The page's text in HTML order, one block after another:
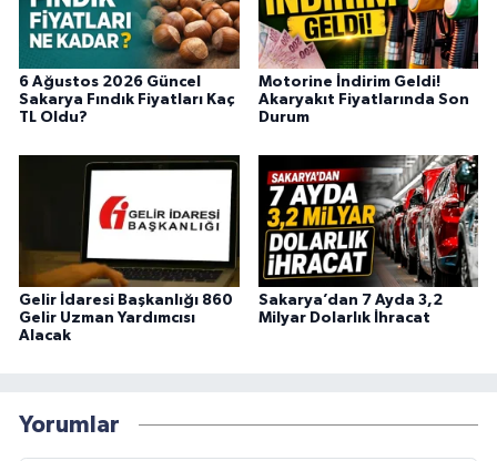
6 Ağustos 2026 Güncel
Sakarya Fındık Fiyatları Kaç
TL Oldu?
Motorine İndirim Geldi!
Akaryakıt Fiyatlarında Son
Durum
Gelir İdaresi Başkanlığı 860
Gelir Uzman Yardımcısı
Alacak
Sakarya’dan 7 Ayda 3,2
Milyar Dolarlık İhracat
Yorumlar